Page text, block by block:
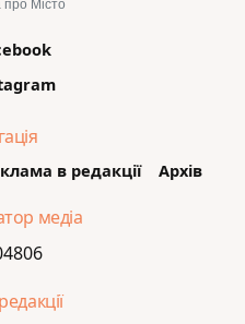
про Місто
в редакції Архів
медіа